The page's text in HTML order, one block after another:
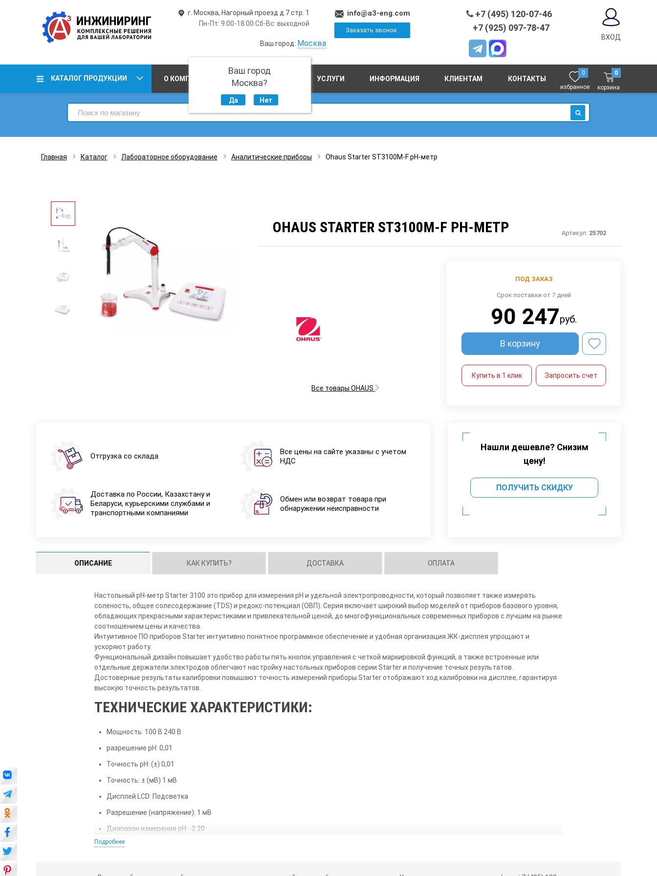
г. Москва, Нагорный проезд д.7 стр. 1
Пн-Пт: 9:00-18:00 Сб-Вс: выходной
Ваш город: Москва
Ваш город
Москва?
Да Нет
info@a3-eng.com
Заказать звонок
+7 (495) 120-07-46
+7 (925) 097-78-47
ВХОД
КАТАЛОГ ПРОДУКЦИИ О КОМПАНИИ ПРОИЗВОДСТВО УСЛУГИ ИНФОРМАЦИЯ КЛИЕНТАМ КОНТАКТЫ
0
избранное
0
корзина
ИСКАТЬ
Главная Каталог Лабораторное оборудование Аналитические приборы Ohaus Starter ST3100M-F pH-метр
OHAUS STARTER ST3100M-F PH-МЕТР Артикул: 25702
Все товары OHAUS
ПОД ЗАКАЗ
Срок поставки от 7 дней
90 247руб.
В корзину
Купить в 1 клик Запросить счет
Отгрузка со склада
Все цены на сайте указаны с учетом
НДС
Доставка по России, Казахстану и
Беларуси, курьерскими службами и
транспортными компаниями
Обмен или возврат товара при
обнаружении неисправности
Нашли дешевле? Снизим
цену!
ПОЛУЧИТЬ СКИДКУ
ОПИСАНИЕ КАК КУПИТЬ? ДОСТАВКА ОПЛАТА
Настольный pH-метр Starter 3100 это прибор для измерения pH и удельной электропроводности, который позволяет также измерять
соленость, общее солесодержание (TDS) и редокс-потенциал (ОВП). Серия включает широкий выбор моделей от приборов базового уровня,
обладающих прекрасными характеристиками и привлекательной ценой, до многофункциональных современных приборов с лучшим на рынке
соотношением цены и качества.
Интуитивное ПО приборов Starter интуитивно понятное программное обеспечение и удобная организация ЖК-дисплея упрощают и
ускоряют работу.
Функциональный дизайн повышает удобство работы пять кнопок управления с четкой маркировкой функций, а также встроенные или
отдельные держатели электродов облегчают настройку настольных приборов серии Starter и получение точных результатов.
Достоверные результаты калибровки повышают точность измерений приборы Starter отображают ход калибровки на дисплее, гарантируя
высокую точность результатов.
ТЕХНИЧЕСКИЕ ХАРАКТЕРИСТИКИ:
Мощность: 100 В 240 В
разрешение pH: 0,01
Точность pH: (±) 0,01
Точность: ± (мВ) 1 мВ
Дисплей LCD: Подсветка
Разрешение (напряжение): 1 мВ
Диапазон измерения pH: -2 20
Вес нетто: 2,09 фунта (0,95 кг)
Подробнее